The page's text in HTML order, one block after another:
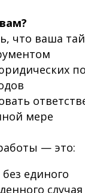
что ваша
мере
— это:
без единого
случая